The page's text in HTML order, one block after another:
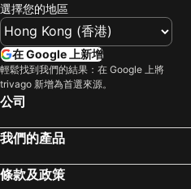
LINE FRIENDS presents CASA DE AMIGO
Caravel Hotel
W Macau - Studio City
Crowne Plaza Zhuhai City Center By Ihg
Pousada Marina Infante
萊斯酒店
澳門富豪酒店
Wan Chai Metro Station
深水埗區
香港迪士尼樂園
羅湖口岸
東門步行街
越秀區
羅湖口岸
選擇您的地區
在 Google 上新增
輕鬆找到我們的結果：在 Google 上將
trivago 新增為首選來源。
公司
我們的產品
條款及政策